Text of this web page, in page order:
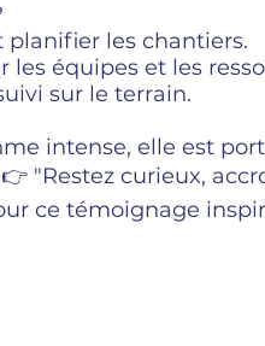
planifier les chantiers.
les équipes et les
sur le terrain.
intense, elle est
👉 "Restez curieux,
ce témoignage